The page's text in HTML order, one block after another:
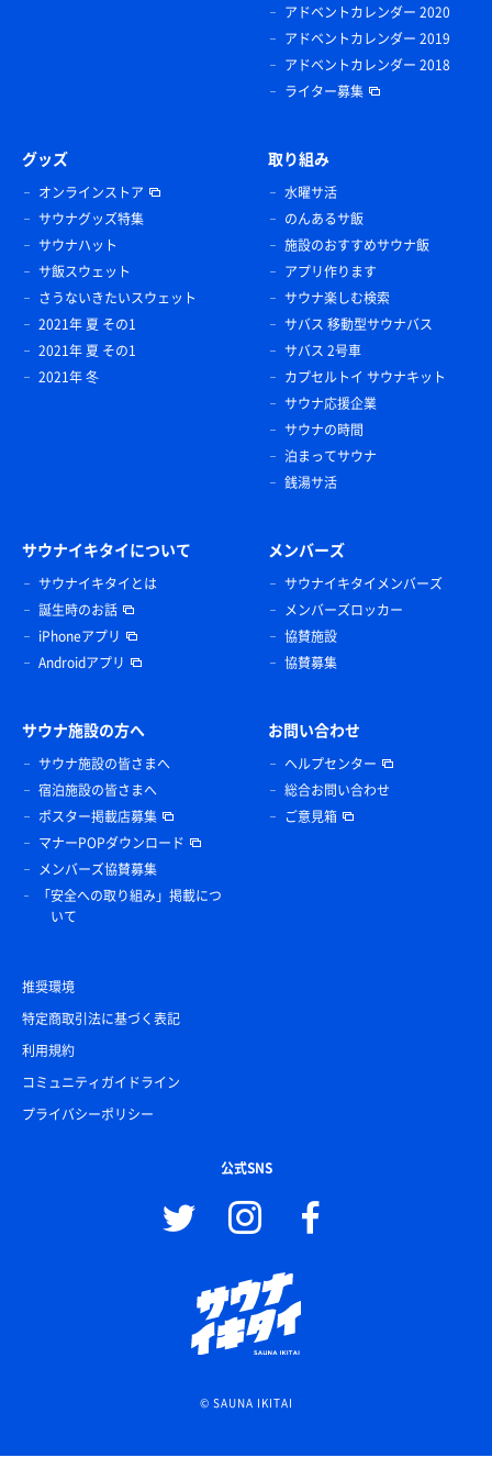
アドベントカレンダー 2020
アドベントカレンダー 2019
アドベントカレンダー 2018
ライター募集
グッズ
オンラインストア
サウナグッズ特集
サウナハット
サ飯スウェット
さうないきたいスウェット
2021年 夏 その1
2021年 夏 その1
2021年 冬
取り組み
水曜サ活
のんあるサ飯
施設のおすすめサウナ飯
アプリ作ります
サウナ楽しむ検索
サバス 移動型サウナバス
サバス 2号車
カプセルトイ サウナキット
サウナ応援企業
サウナの時間
泊まってサウナ
銭湯サ活
サウナイキタイについて
サウナイキタイとは
誕生時のお話
iPhoneアプリ
Androidアプリ
メンバーズ
サウナイキタイメンバーズ
メンバーズロッカー
協賛施設
協賛募集
サウナ施設の方へ
サウナ施設の皆さまへ
宿泊施設の皆さまへ
ポスター掲載店募集
マナーPOPダウンロード
メンバーズ協賛募集
「安全への取り組み」掲載につ
いて
お問い合わせ
ヘルプセンター
総合お問い合わせ
ご意見箱
推奨環境
特定商取引法に基づく表記
利用規約
コミュニティガイドライン
プライバシーポリシー
公式SNS
© SAUNA IKITAI